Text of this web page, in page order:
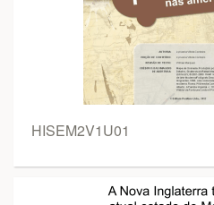
HISEM2V1U01